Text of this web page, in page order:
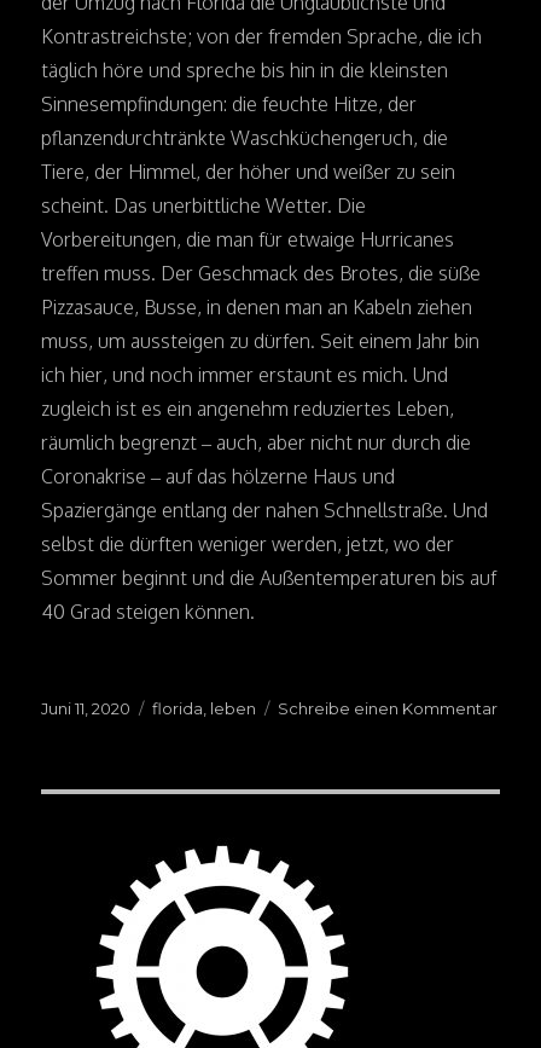
Kontrastreichste; von der fremden Sprache, die ich
täglich höre und spreche bis hin in die kleinsten
Sinnesempfindungen: die feuchte Hitze, der
pflanzendurchtränkte Waschküchengeruch, die
Tiere, der Himmel, der höher und weißer zu sein
scheint. Das unerbittliche Wetter. Die
Vorbereitungen, die man für etwaige Hurricanes
treffen muss. Der Geschmack des Brotes, die süße
Pizzasauce, Busse, in denen man an Kabeln ziehen
muss, um aussteigen zu dürfen. Seit einem Jahr bin
ich hier, und noch immer erstaunt es mich. Und
zugleich ist es ein angenehm reduziertes Leben,
räumlich begrenzt – auch, aber nicht nur durch die
Coronakrise – auf das hölzerne Haus und
Spaziergänge entlang der nahen Schnellstraße. Und
selbst die dürften weniger werden, jetzt, wo der
Sommer beginnt und die Außentemperaturen bis auf
40 Grad steigen können.
Veröffentlicht
Juni 11, 2020 Schlagwörter
florida leben Schreibe einen Kommentar